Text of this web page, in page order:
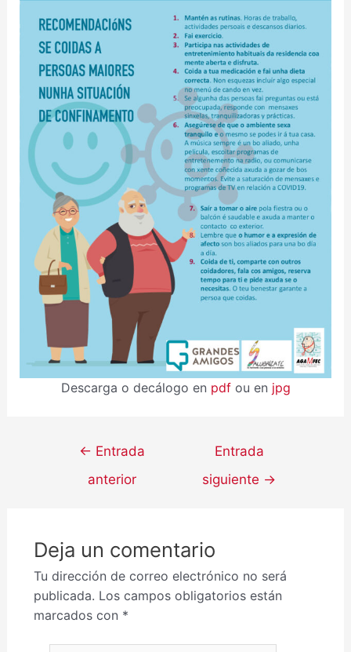
Descarga o decálogo en pdf ou en jpg
← Entrada
anterior
Entrada
siguiente →
Deja un comentario
Tu dirección de correo electrónico no será
publicada. Los campos obligatorios están
marcados con *